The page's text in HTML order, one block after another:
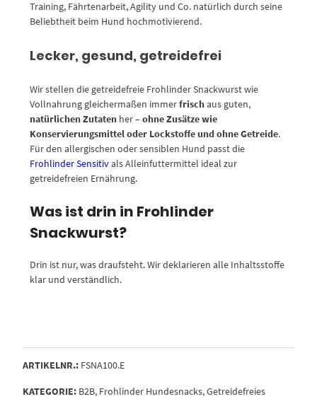
Training, Fährtenarbeit, Agility und Co. natürlich durch seine
Beliebtheit beim Hund hochmotivierend.
Lecker, gesund, getreidefrei
Wir stellen die getreidefreie Frohlinder Snackwurst wie
Vollnahrung gleichermaßen immerfrischaus guten,
natürlichen Zutaten her –ohne Zusätzewie
Konservierungsmittel oder Lockstoffe und ohne Getreide.
Für den allergischen oder sensiblen Hund passt die
Frohlinder Sensitivals Alleinfuttermittel ideal zur
getreidefreien Ernährung.
Was ist drin in Frohlinder
Snackwurst?
Drin ist nur, was draufsteht. Wir deklarieren alle Inhaltsstoffe
klar und verständlich.
ARTIKELNR.: FSNA100.E
KATEGORIE: B2B, Frohlinder Hundesnacks,Getreidefreies